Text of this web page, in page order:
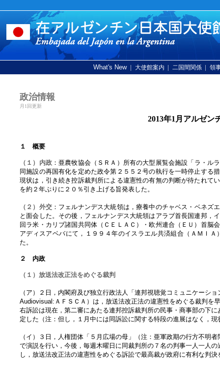
What's New | 大使館案内 | 二国間関係 | 領
政治情報
月1回更新
2013年1月アルゼン
１ 概要
（１）内政：亜農牧協会（ＳＲＡ）所有の大型展覧会施設「ラ・ル
同施設の再国有化を定めた政令第２５５２号の執行を一時停止する
現状は，引き続き控訴裁判所による違憲性の有無の判断が待たれて
を約２年ぶりに２０％引き上げる旨発表した。
（２）外交：フェルナンデス大統領は，療養中のチャベス・ベネズ
と面会した。その後，フェルナンデス大統領はアラブ首長国連邦，
回ラ米・カリブ諸国共同体（ＣＥＬＡＣ）・欧州連合（ＥＵ）首脳
アディスアベバにて，１９９４年のイスラエル共済組合（ＡＭＩ
た。
２ 内政
（１）放送法改正法をめぐる裁判
（ア）２日，内閣府及び独立行政法人「連邦視聴覚コミュニケーシ
Audiovisual:ＡＦＳＣＡ）は，放送法改正法の違憲性をめぐる裁判を
右訴訟は現在，第二審にあたる連邦控訴裁判所の民事・商事部の下
定した（注：但し，１月中には同訴訟に関する特段の進展はなく，
（イ）３日，人権団体「５月広場の母」（注：亜軍政期の行方不明
で演説を行い，今後，毎週木曜日に同裁判所の７名の判事一人一人
し，放送法改正法の違憲性をめぐる訴訟で最高裁が政府に有利な判